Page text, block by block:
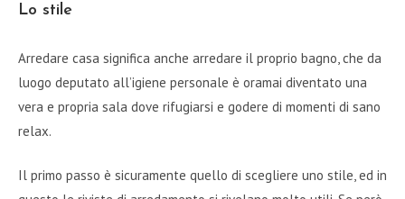
Lo stile
Arredare casa significa anche arredare il proprio bagno, che da
luogo deputato all’igiene personale è oramai diventato una
vera e propria sala dove rifugiarsi e godere di momenti di sano
relax.
Il primo passo è sicuramente quello di scegliere uno stile, ed in